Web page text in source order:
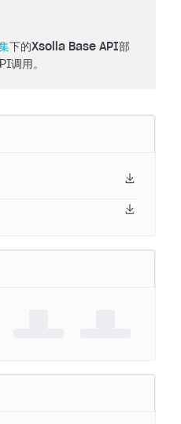
下的Xsolla Base API部
调用。